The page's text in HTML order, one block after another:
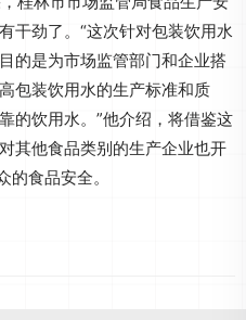
干劲了。“这次针对包装饮用水
的是为市场监管部门和企业搭
包装饮用水的生产标准和质
的饮用水。”他介绍，将借鉴这
其他食品类别的生产企业也开
的食品安全。